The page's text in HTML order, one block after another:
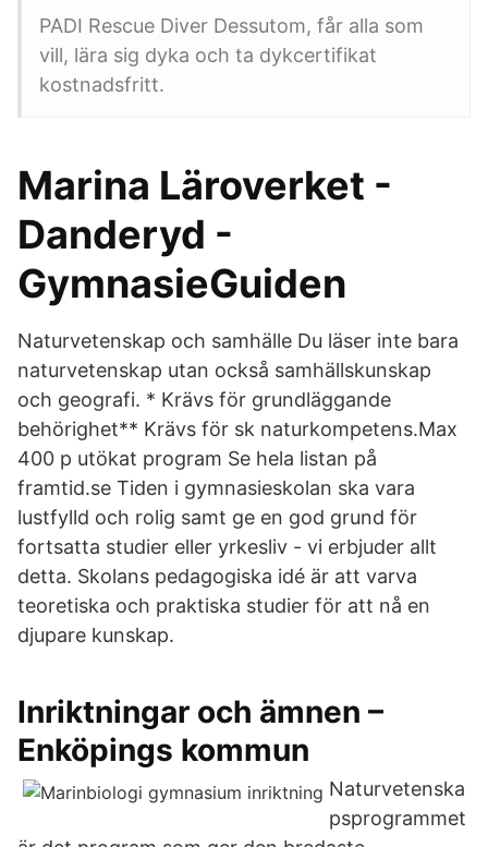
PADI Rescue Diver Dessutom, får alla som
vill, lära sig dyka och ta dykcertifikat
kostnadsfritt.
Marina Läroverket -
Danderyd -
GymnasieGuiden
Naturvetenskap och samhälle Du läser inte bara
naturvetenskap utan också samhällskunskap
och geografi. * Krävs för grundläggande
behörighet** Krävs för sk naturkompetens.Max
400 p utökat program Se hela listan på
framtid.se Tiden i gymnasieskolan ska vara
lustfylld och rolig samt ge en god grund för
fortsatta studier eller yrkesliv - vi erbjuder allt
detta. Skolans pedagogiska idé är att varva
teoretiska och praktiska studier för att nå en
djupare kunskap.
Inriktningar och ämnen –
Enköpings kommun
Naturvetenska
psprogrammet